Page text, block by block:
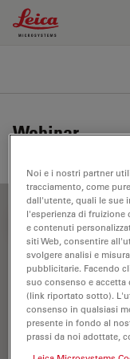
Leica Microsystems
Webinar
FILTER
THUNDER
Noi e i nostri partner
tracciamento, come
dall'utente, quali le sue
l'esperienza di
e contenuti
siti Web, consentire
svolgere analisi e
pubblicitarie. Facendo
suo consenso e
(link riportato sotto).
consenso in qualsiasi
presente in fondo al
prassi da noi adottate,